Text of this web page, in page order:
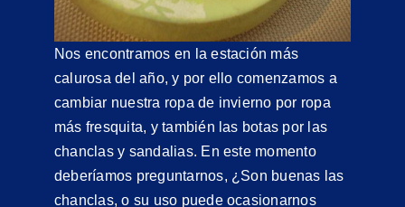
Nos encontramos en la estación más
calurosa del año, y por ello comenzamos a
cambiar nuestra ropa de invierno por ropa
más fresquita, y también las botas por las
chanclas y sandalias. En este momento
deberíamos preguntarnos, ¿Son buenas las
chanclas, o su uso puede ocasionarnos